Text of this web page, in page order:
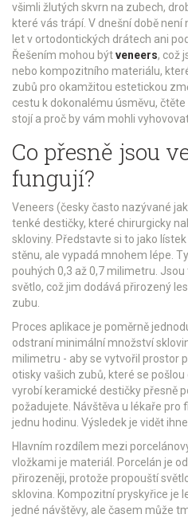
všimli žlutých skvrn na zubech,
které vás trápí. V dnešní době
let v ortodontických drátech ani
Řešením mohou býtveneers, což
nebo kompozitního materiálu,
zubů pro okamžitou estetickou
cestu k dokonalému úsměvu,
stojí a proč by vám mohli
Co přesně jsou
fungují?
Veneers (česky často nazývané
tenké destičky, které chirurgicky
skloviny. Představte si to jako
stěnu, ale vypadá mnohem lépe.
pouhých 0,3 až 0,7 milimetru.
světlo, což jim dodává přirozený
zubu.
Proces aplikace je poměrně
odstraní minimální množství
milimetru - aby se vytvořil prostor
otisky vašich zubů, které se
vyrobí keramické destičky přesně
požadujete. Návštěva u lékaře pro
jednu hodinu. Výsledek je vidět
Hlavním rozdílem mezi
vložkami je materiál. Porcelán je
přirozeněji, protože propouští
sklovina. Kompozitní pryskyřice je
jedné návštěvy, ale časem může